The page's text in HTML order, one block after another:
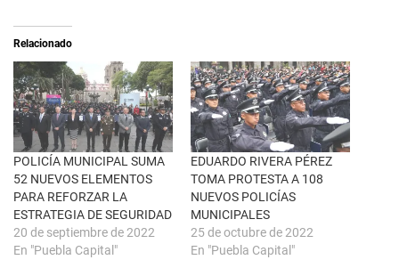
e
b
r
e
n
u
n
a
v
e
n
t
a
n
a
n
u
v
F
a
c
e
b
o
o
k
(
S
e
a
b
r
e
Relacionado
POLICÍA MUNICIPAL SUMA
52 NUEVOS ELEMENTOS
PARA REFORZAR LA
ESTRATEGIA DE SEGURIDAD
20 de septiembre de 2022
En "Puebla Capital"
EDUARDO RIVERA PÉREZ
TOMA PROTESTA A 108
NUEVOS POLICÍAS
MUNICIPALES
25 de octubre de 2022
En "Puebla Capital"